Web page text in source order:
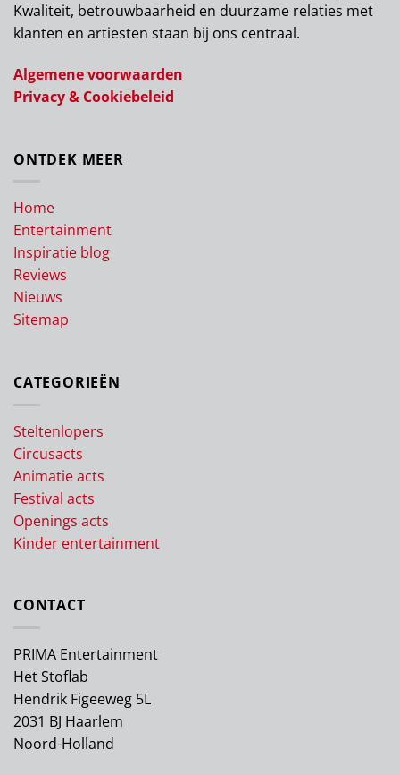
Kwaliteit, betrouwbaarheid en duurzame relaties met
klanten en artiesten staan bij ons centraal.
Algemene voorwaarden
Privacy & Cookiebeleid
ONTDEK MEER
Home
Entertainment
Inspiratie blog
Reviews
Nieuws
Sitemap
CATEGORIEËN
Steltenlopers
Circusacts
Animatie acts
Festival acts
Openings acts
Kinder entertainment
CONTACT
PRIMA Entertainment
Het Stoflab
Hendrik Figeeweg 5L
2031 BJ Haarlem
Noord-Holland